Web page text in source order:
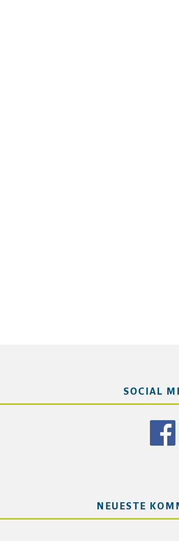
SOCIAL
NEUESTE